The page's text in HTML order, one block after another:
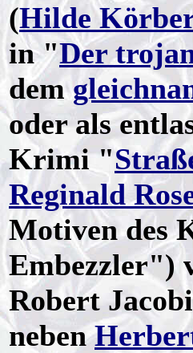
(Hilde
in "Der
dem
oder als
Krimi "
Reginald
Motiven des
Embezzler")
Robert
neben